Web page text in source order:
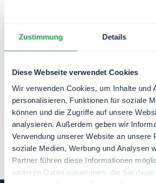
Zustimmung Details
Diese Webseite verwendet Cookies
Wir verwenden Cookies, um Inhalte und
personalisieren, Funktionen für soziale
können und die Zugriffe auf unsere
analysieren. Außerdem geben wir
Verwendung unserer Website an unsere
soziale Medien, Werbung und Analysen
Partner führen diese Informationen
weiteren Daten zusammen, die Sie